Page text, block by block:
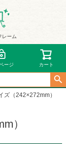
レーム
ージ カート
ズ（242×272mm）
）